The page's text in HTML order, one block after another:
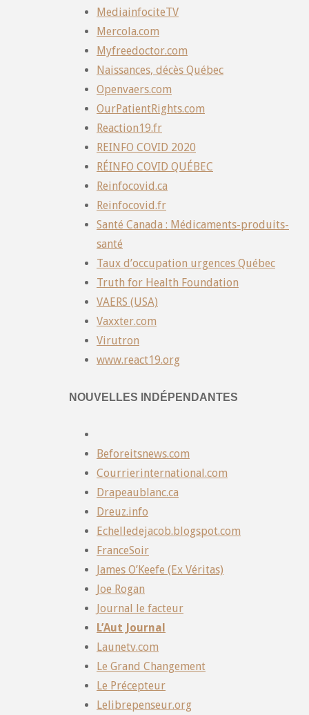
MediainfociteTV
Mercola.com
Myfreedoctor.com
Naissances, décès Québec
Openvaers.com
OurPatientRights.com
Reaction19.fr
REINFO COVID 2020
RÉINFO COVID QUÉBEC
Reinfocovid.ca
Reinfocovid.fr
Santé Canada : Médicaments-produits-
santé
Taux d’occupation urgences Québec
Truth for Health Foundation
VAERS (USA)
Vaxxter.com
Virutron
www.react19.org
NOUVELLES INDÉPENDANTES
Beforeitsnews.com
Courrierinternational.com
Drapeaublanc.ca
Dreuz.info
Echelledejacob.blogspot.com
FranceSoir
James O’Keefe (Ex Véritas)
Joe Rogan
Journal le facteur
L’Aut Journal
Launetv.com
Le Grand Changement
Le Précepteur
Lelibrepenseur.org